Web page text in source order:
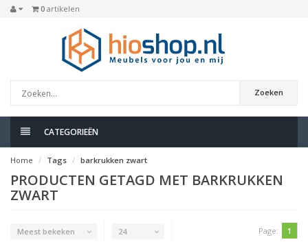
0 artikelen
Zoeken
CATEGORIEËN
Home Tags barkrukken zwart
PRODUCTEN GETAGD MET BARKRUKKEN
ZWART
Meest bekeken 24 Page: 1